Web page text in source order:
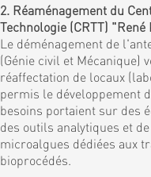
2. Réaménagement du
Technologie (CRTT)
Le déménagement de
(Génie civil et Mécanique)
réaffectation de locaux
permis le développement
besoins portaient sur des
des outils analytiques et
microalgues dédiées aux
bioprocédés.